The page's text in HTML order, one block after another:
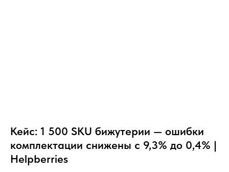
Кейс: 1 500 SKU бижутерии — ошибки
комплектации снижены с 9,3% до 0,4% |
Helpberries